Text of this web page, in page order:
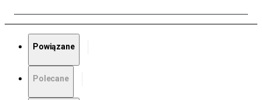
Powiązane
Polecane